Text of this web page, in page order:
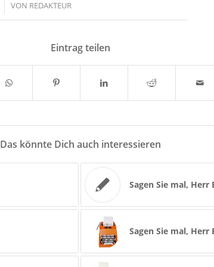
VON REDAKTEUR
Eintrag teilen
Das könnte Dich auch interessieren
Sagen Sie mal, Herr
Sagen Sie mal, Herr